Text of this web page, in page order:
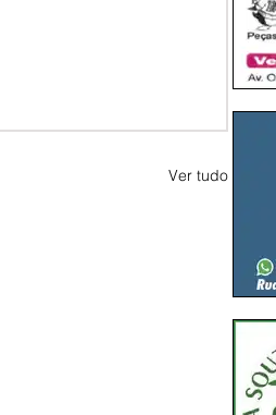
Ver tudo